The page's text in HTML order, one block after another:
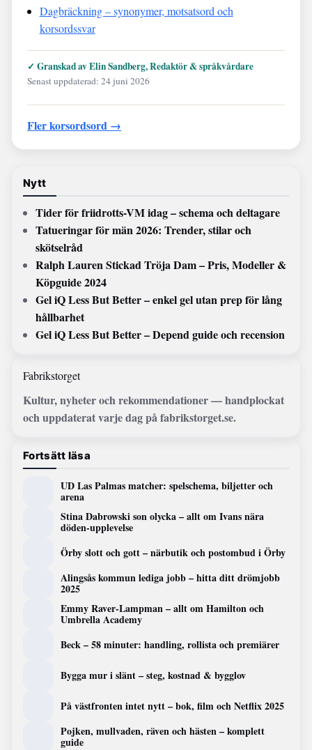
Dagbräckning – synonymer, motsatsord och
korsordssvar
✓ Granskad av Elin Sandberg, Redaktör & språkvårdare
Senast uppdaterad: 24 juni 2026
Fler korsordsord →
Nytt
Tider för friidrotts-VM idag – schema och deltagare
Tatueringar för män 2026: Trender, stilar och
skötselråd
Ralph Lauren Stickad Tröja Dam – Pris, Modeller &
Köpguide 2024
Gel iQ Less But Better – enkel gel utan prep för lång
hållbarhet
Gel iQ Less But Better – Depend guide och recension
Fabrikstorget
Kultur, nyheter och rekommendationer — handplockat
och uppdaterat varje dag på fabrikstorget.se.
Fortsätt läsa
UD Las Palmas matcher: spelschema, biljetter och
arena
Stina Dabrowski son olycka – allt om Ivans nära
döden-upplevelse
Örby slott och gott – närbutik och postombud i Örby
Alingsås kommun lediga jobb – hitta ditt drömjobb
2025
Emmy Raver-Lampman – allt om Hamilton och
Umbrella Academy
Beck – 58 minuter: handling, rollista och premiärer
Bygga mur i slänt – steg, kostnad & bygglov
På västfronten intet nytt – bok, film och Netflix 2025
Pojken, mullvaden, räven och hästen – komplett
guide